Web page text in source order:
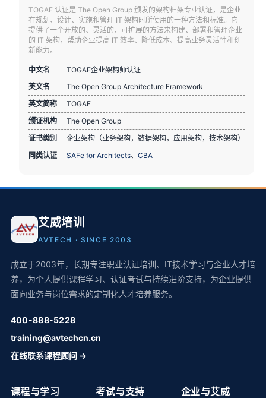
TOGAF 认证是 The Open Group 颁发的架构框架专业认证，是企业
在规划、设计、实施和管理 IT 架构时所使用的一种方法和标准。它
提供了一个开放的、灵活的、可扩展的方法来构建、部署和管理企业
的 IT 架构，帮助企业提高 IT 效率、降低成本、提高业务灵活性和创
新能力。
中文名
TOGAF企业架构师认证
英文名
The Open Group Architecture Framework
英文简称
TOGAF
颁证机构
The Open Group
证书类别
企业架构（业务架构，数据架构，应用架构，技术架构）
同类认证
SAFe for Architects、CBA
艾威培训
AVTECH · SINCE 2003
成立于2003年，长期专注职业认证培训、IT技术学习与企业人才培
养，为个人提供课程学习、认证考试与持续进阶支持，为企业提供
面向业务与岗位需求的定制化人才培养服务。
400-888-5228
training@avtechcn.cn
在线联系课程顾问 →
课程与学习 考试与支持 企业与艾威